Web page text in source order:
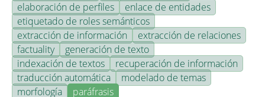
elaboración de perfiles
enlace de entidades
etiquetado de roles semánticos
extracción de información
extracción de relaciones
factuality
generación de texto
indexación de textos
recuperación de información
traducción automática
modelado de temas
morfología
paráfrasis